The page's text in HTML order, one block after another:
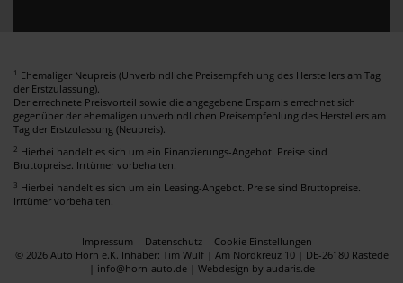
1 Ehemaliger Neupreis (Unverbindliche Preisempfehlung des Herstellers am Tag
der Erstzulassung).
Der errechnete Preisvorteil sowie die angegebene Ersparnis errechnet sich
gegenüber der ehemaligen unverbindlichen Preisempfehlung des Herstellers am
Tag der Erstzulassung (Neupreis).
2 Hierbei handelt es sich um ein Finanzierungs-Angebot. Preise sind
Bruttopreise. Irrtümer vorbehalten.
3 Hierbei handelt es sich um ein Leasing-Angebot. Preise sind Bruttopreise.
Irrtümer vorbehalten.
Impressum Datenschutz
Cookie Einstellungen
© 2026 Auto Horn e.K. Inhaber: Tim Wulf | Am Nordkreuz 10 | DE-26180 Rastede
| info@horn-auto.de | Webdesign by audaris.de